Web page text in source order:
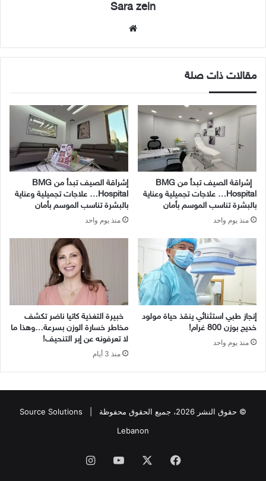
Sara zein
مقالات ذات صلة
إشراقة الصيف تبدأ من BMG
Hospital… علاجات تجميلية وعناية
بالبشرة تناسب الموسم بأمان
منذ يوم واحد
إشراقة الصيف تبدأ من BMG
Hospital… علاجات تجميلية وعناية
بالبشرة تناسب الموسم بأمان
منذ يوم واحد
إنجاز طبي استثنائي ينقذ حياة مولود
خديج بوزن 800 غرام!
منذ يوم واحد
خبيرة التغذية كاتيا ناضر تكشف
مخاطر خسارة الوزن بسرعة…وهذا ما
لا تعرفونه عن إبر التنحيف!
منذ 3 أيام
© حقوق النشر 2026، جميع الحقوق محفوظة |
Source Solutions
Lebanon
فيسبوك يوتيوبانستقرام